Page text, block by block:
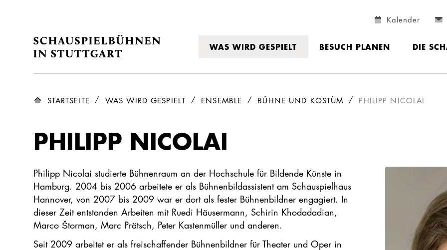
Kalender
WAS WIRD GESPIELT BESUCH PLANEN DIE
STARTSEITE WAS WIRD GESPIELT ENSEMBLE BÜHNE UND KOSTÜM PHILIPP NICOLAI
PHILIPP NICOLAI
Philipp Nicolai studierte Bühnenraum an der Hochschule für Bildende Künste in
Hamburg. 2004 bis 2006 arbeitete er als Bühnenbildassistent am Schauspielhaus
Hannover, von 2007 bis 2009 war er dort als fester Bühnenbildner engagiert. In
dieser Zeit entstanden Arbeiten mit Ruedi Häusermann, Schirin Khodadadian,
Marco Štorman, Marc Prätsch, Peter Kastenmüller und anderen.
Seit 2009 arbeitet er als freischaffender Bühnenbildner für Theater und Oper in